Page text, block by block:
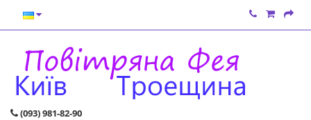
(093) 981-82-90